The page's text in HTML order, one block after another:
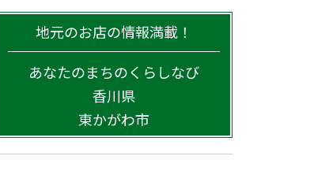
地元のお店の情報満載！
あなたのまちのくらしなび
香川県
東かがわ市